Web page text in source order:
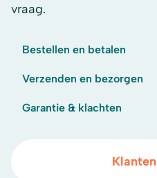
vraag.
Bestellen en betalen
Verzenden en bezorgen
Garantie & klachten